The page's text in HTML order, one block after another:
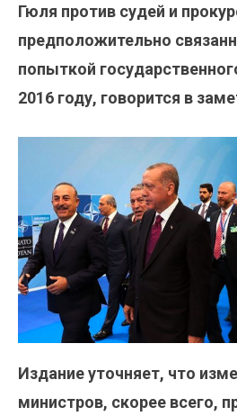
Гюля против судей и
предположительно
попыткой
2016 году, говорится в
Издание уточняет, что
министров, скорее всего,